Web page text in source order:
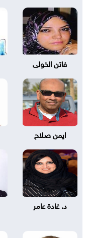
فاتن الخولى
ايمن صلاح
د. غادة عامر